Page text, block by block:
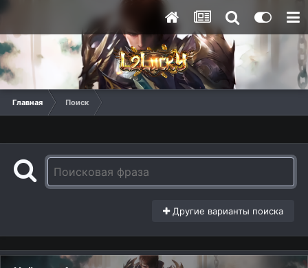
Главная Поиск
Другие варианты поиска